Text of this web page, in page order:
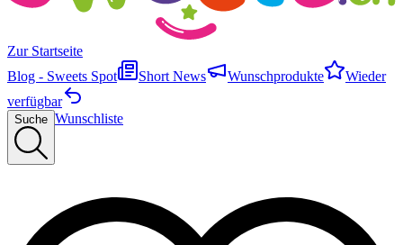
Zur Startseite
Blog - Sweets Spot
Short News Wunschprodukte
Wieder
verfügbar
Suche Wunschliste